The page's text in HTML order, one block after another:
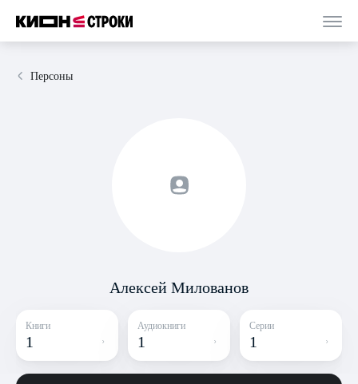
Персоны
Алексей Милованов
Книги
1
Аудиокниги
1
Серии
1